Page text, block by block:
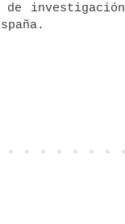
de investigación